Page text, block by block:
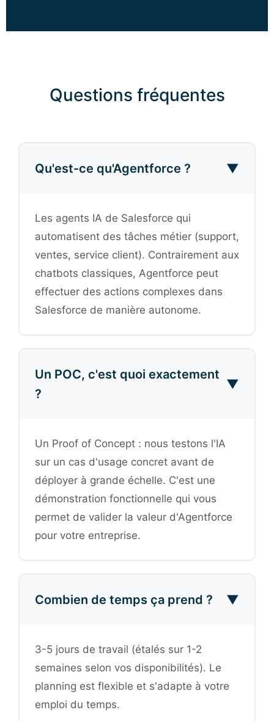
Questions fréquentes
Qu'est-ce qu'Agentforce ? ▼
Les agents IA de Salesforce qui
automatisent des tâches métier (support,
ventes, service client). Contrairement aux
chatbots classiques, Agentforce peut
effectuer des actions complexes dans
Salesforce de manière autonome.
Un POC, c'est quoi exactement
?
▼
Un Proof of Concept : nous testons l'IA
sur un cas d'usage concret avant de
déployer à grande échelle. C'est une
démonstration fonctionnelle qui vous
permet de valider la valeur d'Agentforce
pour votre entreprise.
Combien de temps ça prend ? ▼
3-5 jours de travail (étalés sur 1-2
semaines selon vos disponibilités). Le
planning est flexible et s'adapte à votre
emploi du temps.